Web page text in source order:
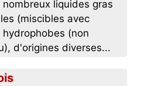
liquides gras
(miscibles avec
(non
d'origines diverses...